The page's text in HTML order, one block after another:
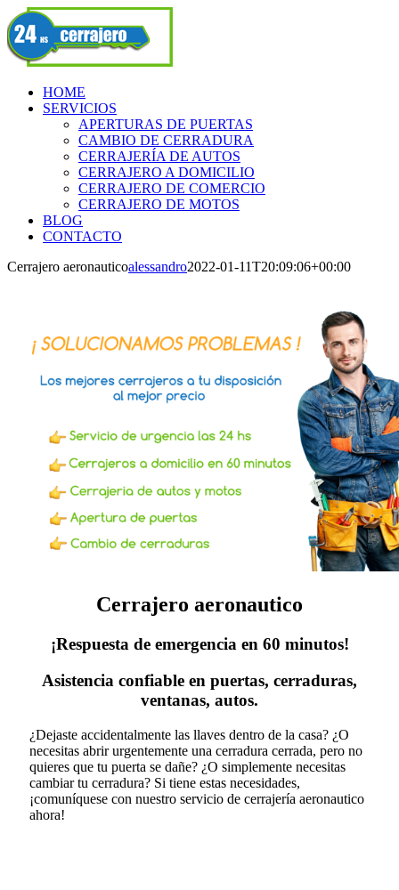
Skip
to
content
Facebook
HOME
SERVICIOS
APERTURAS DE PUERTAS
CAMBIO DE CERRADURA
CERRAJERÍA DE AUTOS
CERRAJERO A DOMICILIO
CERRAJERO DE COMERCIO
CERRAJERO DE MOTOS
BLOG
CONTACTO
Cerrajero aeronauticoalessandro2022-01-11T20:09:06+00:00
Cerrajero aeronautico
¡Respuesta de emergencia en 60 minutos!
Asistencia confiable en puertas, cerraduras,
ventanas, autos.
¿Dejaste accidentalmente las llaves dentro de la casa? ¿O
necesitas abrir urgentemente una cerradura cerrada, pero no
quieres que tu puerta se dañe? ¿O simplemente necesitas
cambiar tu cerradura? Si tiene estas necesidades,
¡comuníquese con nuestro servicio de cerrajería aeronautico
ahora!